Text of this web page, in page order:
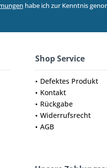
habe ich zur Kenntnis
Shop Service
Defektes Produkt
Kontakt
Rückgabe
Widerrufsrecht
AGB